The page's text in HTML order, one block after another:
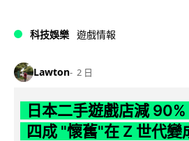
科技娛樂 遊戲情報
Lawton 2 日
日本二手遊戲店減
四成 "懷舊"在 Z 世代變